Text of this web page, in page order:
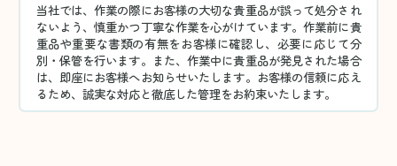
当社では、作業の際にお客様の大切な貴重品が誤って処分され
ないよう、慎重かつ丁寧な作業を心がけています。作業前に貴
重品や重要な書類の有無をお客様に確認し、必要に応じて分
別・保管を行います。また、作業中に貴重品が発見された場合
は、即座にお客様へお知らせいたします。お客様の信頼に応え
るため、誠実な対応と徹底した管理をお約束いたします。